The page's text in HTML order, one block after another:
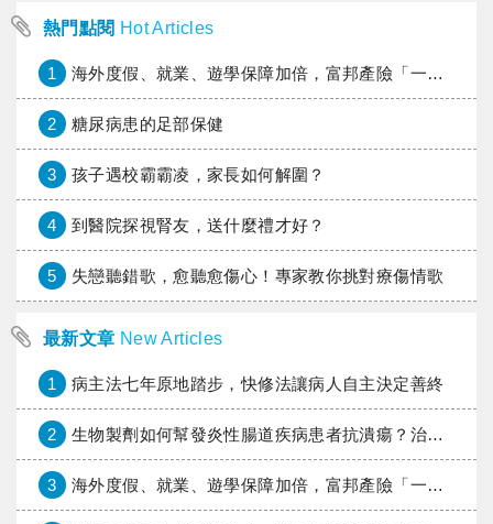
熱門點閱 Hot Articles
1 海外度假、就業、遊學保障加倍，富邦產險「一期逐夢」專案加碼遠距醫療與緊急救援
2 糖尿病患的足部保健
3 孩子遇校霸霸凌，家長如何解圍？
4 到醫院探視腎友，送什麼禮才好？
5 失戀聽錯歌，愈聽愈傷心！專家教你挑對療傷情歌
最新文章 New Articles
1 病主法七年原地踏步，快修法讓病人自主決定善終
2 生物製劑如何幫發炎性腸道疾病患者抗潰瘍？治療進展與健保給付困境一次看
3 海外度假、就業、遊學保障加倍，富邦產險「一期逐夢」專案加碼遠距醫療與緊急救援